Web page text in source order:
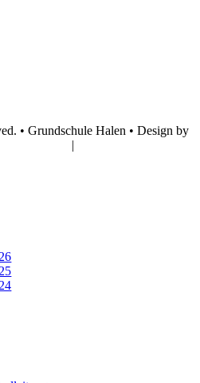
• Grundschule Halen • Design by
|